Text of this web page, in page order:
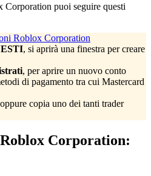
Corporation puoi seguire questi
Roblox Corporation
, si aprirà una finestra per creare
, per aprire un nuovo conto
di pagamento tra cui Mastercard
copia uno dei tanti trader
Corporation: